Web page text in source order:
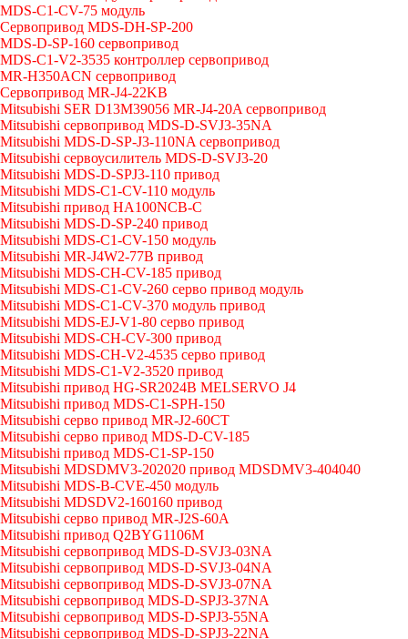
MDS-C1-CV-75 модуль
Сервопривод MDS-DH-SP-200
MDS-D-SP-160 сервопривод
MDS-C1-V2-3535 контроллер сервопривод
MR-H350ACN сервопривод
Сервопривод MR-J4-22KB
Mitsubishi SER D13M39056 MR-J4-20A сервопривод
Mitsubishi сервопривод MDS-D-SVJ3-35NA
Mitsubishi MDS-D-SP-J3-110NA сервопривод
Mitsubishi сервоусилитель MDS-D-SVJ3-20
Mitsubishi MDS-D-SPJ3-110 привод
Mitsubishi MDS-C1-CV-110 модуль
Mitsubishi привод HA100NCB-C
Mitsubishi MDS-D-SP-240 привод
Mitsubishi MDS-C1-CV-150 модуль
Mitsubishi MR-J4W2-77B привод
Mitsubishi MDS-CH-CV-185 привод
Mitsubishi MDS-C1-CV-260 серво привод модуль
Mitsubishi MDS-C1-CV-370 модуль привод
Mitsubishi MDS-EJ-V1-80 серво привод
Mitsubishi MDS-CH-CV-300 привод
Mitsubishi MDS-CH-V2-4535 серво привод
Mitsubishi MDS-C1-V2-3520 привод
Mitsubishi привод HG-SR2024B MELSERVO J4
Mitsubishi привод MDS-C1-SPH-150
Mitsubishi серво привод MR-J2-60CT
Mitsubishi серво привод MDS-D-CV-185
Mitsubishi привод MDS-C1-SP-150
Mitsubishi MDSDMV3-202020 привод MDSDMV3-404040
Mitsubishi MDS-B-CVE-450 модуль
Mitsubishi MDSDV2-160160 привод
Mitsubishi серво привод MR-J2S-60A
Mitsubishi привод Q2BYG1106M
Mitsubishi сервопривод MDS-D-SVJ3-03NA
Mitsubishi сервопривод MDS-D-SVJ3-04NA
Mitsubishi сервопривод MDS-D-SVJ3-07NA
Mitsubishi сервопривод MDS-D-SPJ3-37NA
Mitsubishi сервопривод MDS-D-SPJ3-55NA
Mitsubishi сервопривод MDS-D-SPJ3-22NA